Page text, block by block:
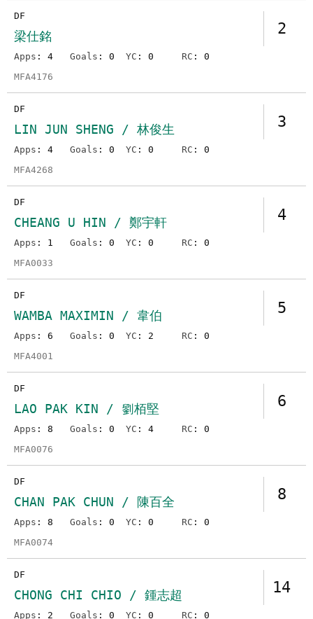
2
DF
梁仕銘
Apps : 4 Goals : 0 YC : 0 RC : 0
MFA4176
3
DF
LIN JUN SHENG / 林俊生
Apps : 4 Goals : 0 YC : 0 RC : 0
MFA4268
4
DF
CHEANG U HIN / 鄭宇軒
Apps : 1 Goals : 0 YC : 0 RC : 0
MFA0033
5
DF
WAMBA MAXIMIN / 韋伯
Apps : 6 Goals : 0 YC : 2 RC : 0
MFA4001
6
DF
LAO PAK KIN / 劉栢堅
Apps : 8 Goals : 0 YC : 4 RC : 0
MFA0076
8
DF
CHAN PAK CHUN / 陳百全
Apps : 8 Goals : 0 YC : 0 RC : 0
MFA0074
14
DF
CHONG CHI CHIO / 鍾志超
Apps : 2 Goals : 0 YC : 0 RC : 0